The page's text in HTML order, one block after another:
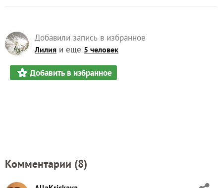
Добавили запись в избранное
Лилия и еще 5 человек
Добавить в избранное
Комментарии (8)
AllaKrickaya